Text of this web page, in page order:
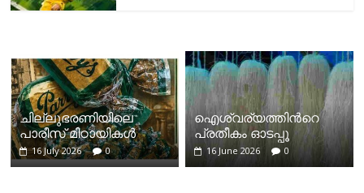
ചില്ലുഭരണിയിലെ
പാരീസ് മിഠായികള്‍
16 July 2026 0
ഐശ്വര്യത്തിന്‍റെ
പ്രതീകം ഓടപ്പൂ
16 June 2026 0